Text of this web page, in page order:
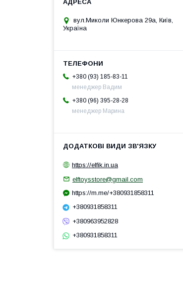
вул.Миколи Юнкерова 29а, Київ,
Україна
+380 (93) 185-83-11
менеджер Вадим
+380 (96) 395-28-28
менеджер Марина
https://elfik.in.ua
elftoysstore@gmail.com
https://m.me/+380931858311
+380931858311
+380963952828
+380931858311